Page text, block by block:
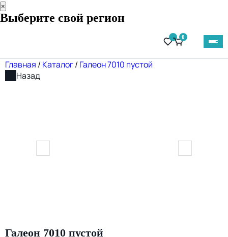
×
Выберите свой регион
0
Главная / Каталог/ Галеон 7010 пустой
Назад
Галеон 7010 пустой